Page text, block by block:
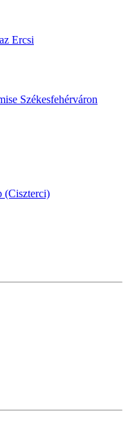
Ercsi
Székesfehérváron
(Ciszterci)